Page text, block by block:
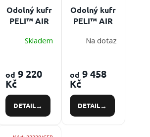
Odolný kufr
PELI™ AIR
Skladem
od 9 220
Kč
DETAIL
Odolný kufr
PELI™ AIR
Na dotaz
od 9 458
Kč
DETAIL